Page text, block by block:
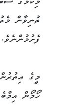
ތުނިވާން
ފެށުމުންނެވެ.
މީގެ
ހޯމޯން